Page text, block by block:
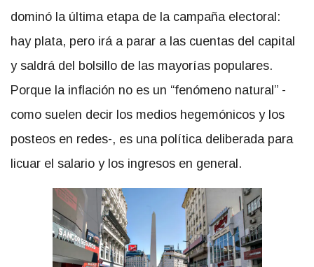
dominó la última etapa de la campaña electoral:
hay plata, pero irá a parar a las cuentas del capital
y saldrá del bolsillo de las mayorías populares.
Porque la inflación no es un “fenómeno natural” -
como suelen decir los medios hegemónicos y los
posteos en redes-, es una política deliberada para
licuar el salario y los ingresos en general.